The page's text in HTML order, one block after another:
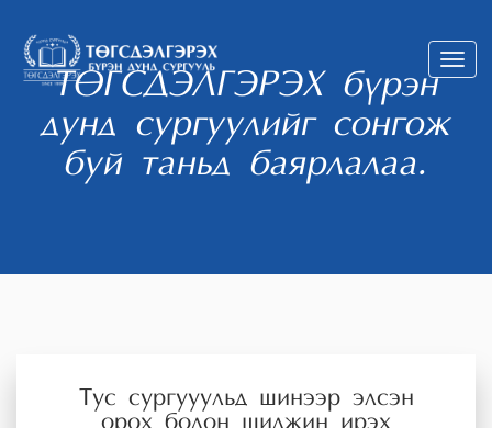
ТӨГСДЭЛГЭРЭХ бүрэн
дунд сургуулийг сонгож
буй таньд баярлалаа.
Тус сургууульд шинээр элсэн